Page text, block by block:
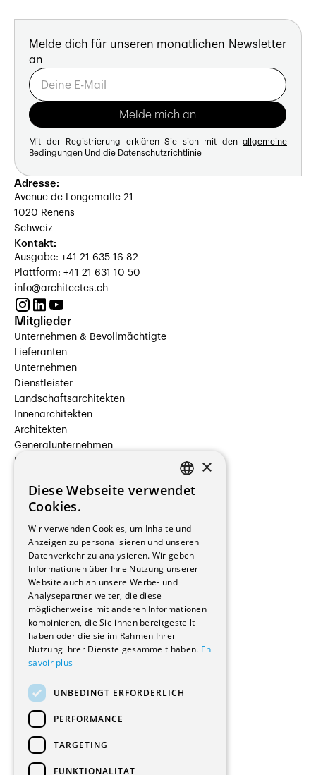
Melde dich für unseren monatlichen Newsletter
an
Mit der Registrierung erklären Sie sich mit den allgemeine
Bedingungen Und die Datenschutzrichtlinie
Adresse:
Avenue de Longemalle 21
1020 Renens
Schweiz
Kontakt:
Ausgabe: +41 21 635 16 82
Plattform: +41 21 631 10 50
info@architectes.ch
Mitglieder
Unternehmen & Bevollmächtigte
Lieferanten
Unternehmen
Dienstleister
Landschaftsarchitekten
Innenarchitekten
Architekten
Generalunternehmen
Beauftragte Unternehmen
Hersteller/Lieferanten
Bauherrschaften
Immobilienverwaltungsgesellschaften
Stockwerkeigentum
Reportagen
Wohnungen
Renovierungen
Innere Umbauten
Gastgewerbe und Tourismus
Verwaltungsgebäude und Geschäfte
Schuleinrichtungen
Medizinische Einrichtungen
Kultur - Sport - Freizeit
Industrie - Handwerk
Transport und Parkplätze
Diverse Bauten
FRENCH
×
Diese Webseite verwendet
Cookies.
Wir verwenden Cookies, um Inhalte und
Anzeigen zu personalisieren und unseren
Datenverkehr zu analysieren. Wir geben
Informationen über Ihre Nutzung unserer
Website auch an unsere Werbe- und
Analysepartner weiter, die diese
möglicherweise mit anderen Informationen
kombinieren, die Sie ihnen bereitgestellt
haben oder die sie im Rahmen Ihrer
Nutzung ihrer Dienste gesammelt haben. En
savoir plus
UNBEDINGT ERFORDERLICH
PERFORMANCE
TARGETING
FUNKTIONALITÄT